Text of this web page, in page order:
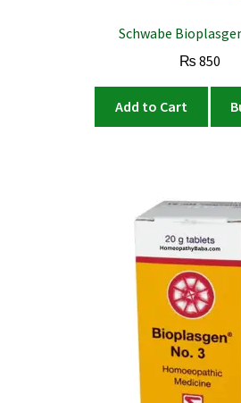
Schwabe
₨ 850
Add to Cart